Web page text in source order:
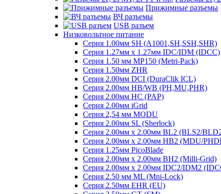
Прижимные разъемы
ВЧ разъемы
USB разъем
Низковольтное питание
Серия 1.00мм SH (A1001,SH,SSH,SHR)
Серия 1.27мм x 1.27мм IDC/IDM (IDCC)
Серия 1.50 мм MP150 (Metri-Pack)
Серия 1.50мм ZHR
Серия 2.00мм DCI (DuraClik ICL)
Серия 2.00мм HB/WB (PH,MU,PHR)
Серия 2.00мм HC (PAP)
Серия 2.00мм iGrid
Серия 2,54 мм MODU
Серия 2.00мм SL (Sherlock)
Серия 2.00мм x 2.00мм BL2 (BLS2/
Серия 2.00мм x 2.00мм HB2 (MDU/
Серия 1.25мм PicoBlade
Серия 2.00мм х 2.00мм BH2 (Milli-Grid)
Серия 2.00мм х 2.00мм IDC2/IDM2
Серия 2.50 мм ML (Mni-Lock)
Серия 2.50мм EHR (EU)